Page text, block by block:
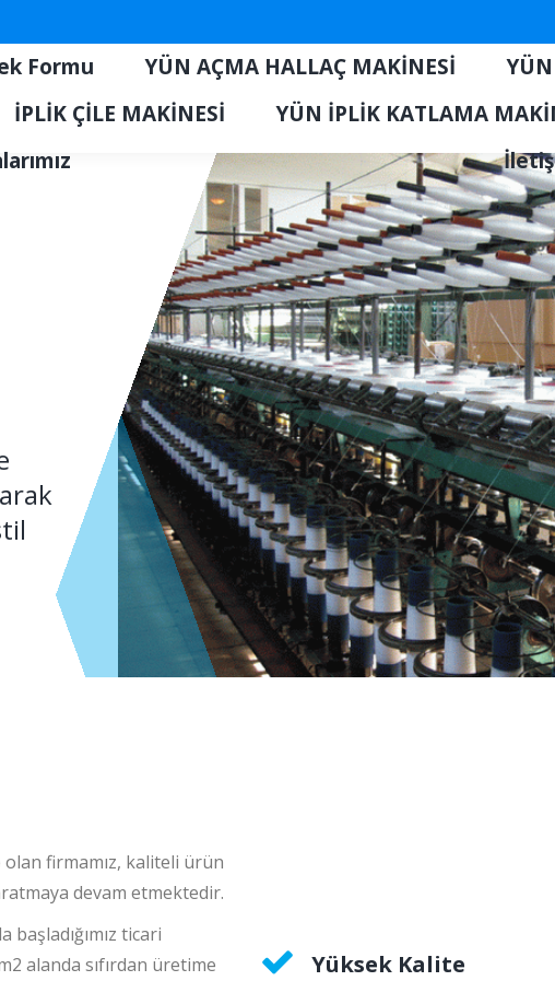
Formu YÜN AÇMA HALLAÇ MAKİNESİ
İPLİK ÇİLE MAKİNESİ YÜN İPLİK KATLAMA
firmamız, kaliteli ürün
devam etmektedir.
başladığımız ticari
alanda sıfırdan üretime
Yüksek Kalite